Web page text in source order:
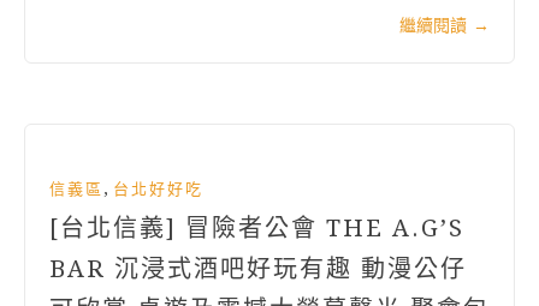
繼續閱讀 →
信義區 , 台北好好吃
[台北信義] 冒險者公會 THE A.G’S
BAR 沉浸式酒吧好玩有趣 動漫公仔